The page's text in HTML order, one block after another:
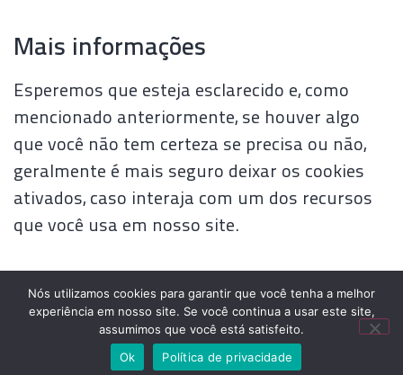
Mais informações
Esperemos que esteja esclarecido e, como
mencionado anteriormente, se houver algo
que você não tem certeza se precisa ou não,
geralmente é mais seguro deixar os cookies
ativados, caso interaja com um dos recursos
que você usa em nosso site.
19:48
Nós utilizamos cookies para garantir que você tenha a melhor
experiência em nosso site. Se você continua a usar este site,
assumimos que você está satisfeito.
Ok
Política de privacidade